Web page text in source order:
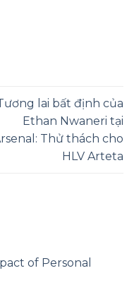
lai bất định của
Ethan Nwaneri tại
Thử thách cho
HLV Arteta
of Personal